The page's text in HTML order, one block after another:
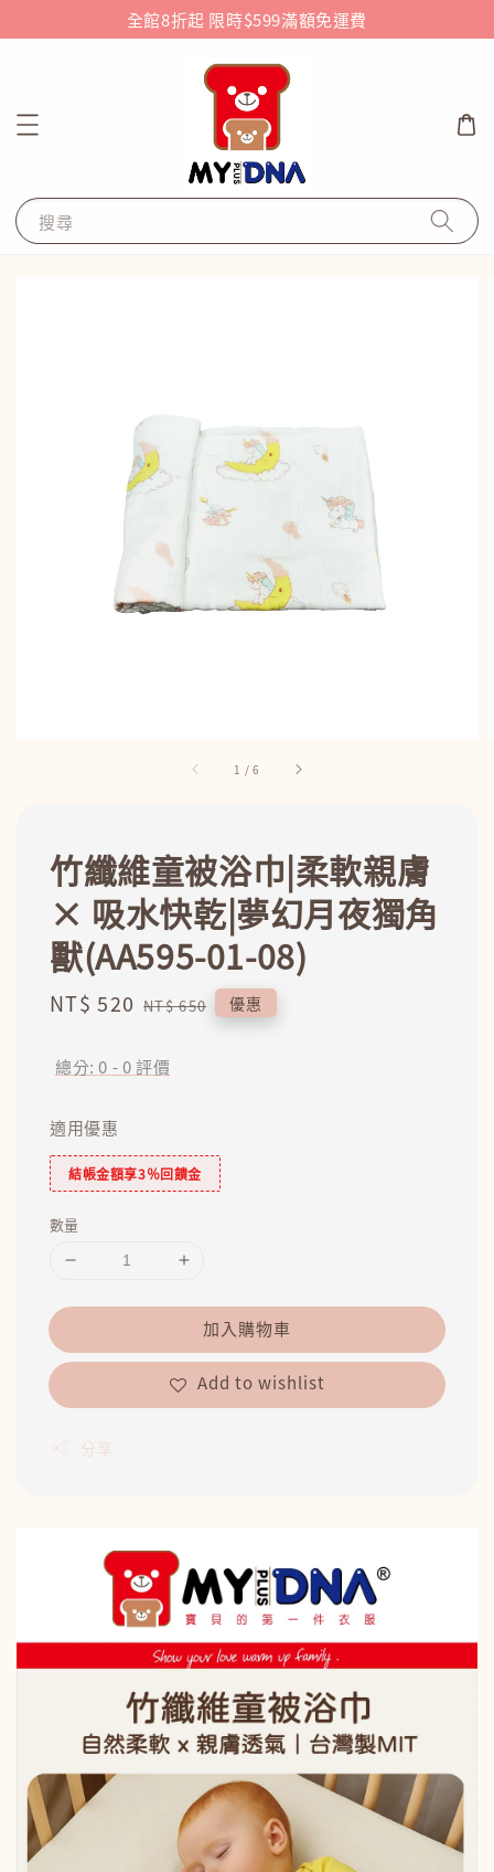
全館8折起 限時$599滿額免運費
搜尋
1 /6
竹纖維童被浴巾|柔軟親膚
× 吸水快乾|夢幻月夜獨角
獸(AA595-01-08)
Sale
NT$ 520 Regular
NT$ 650 優惠
總分:0 -0評價
適用優惠
結帳金額享3％回饋金
數量
加入購物車
Add to wishlist
分享